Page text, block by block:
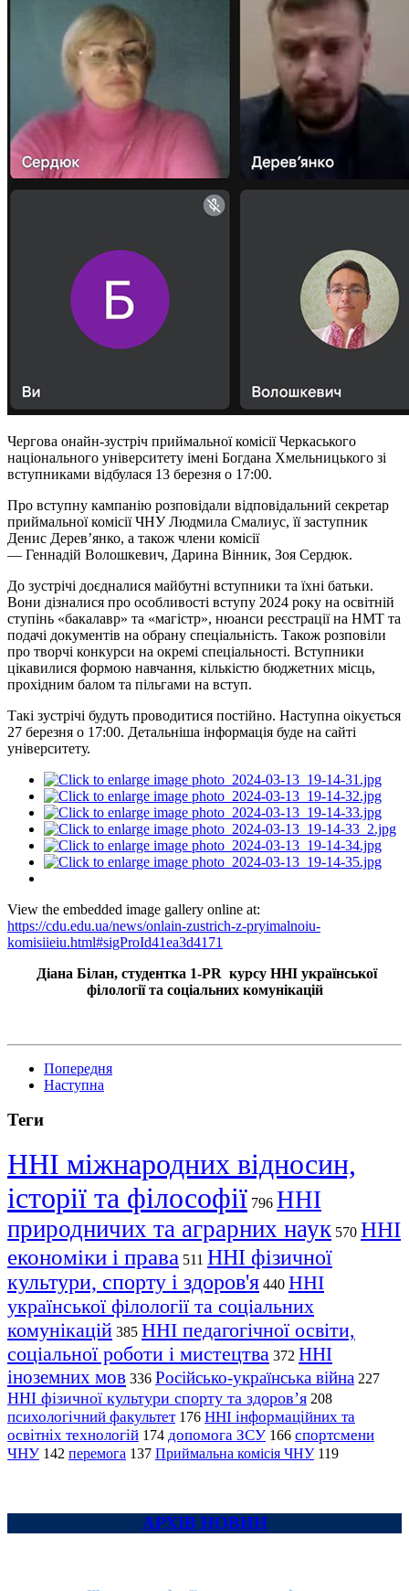
Чергова онайн-зустріч приймальної комісії Черкаського
національного університету імені Богдана Хмельницького зі
вступниками відбулася 13 березня о 17:00.
Про вступну кампанію розповідали відповідальний секретар
приймальної комісії ЧНУ Людмила Смалиус, її заступник
Денис Дерев’янко, а також члени комісії
— Геннадій Волошкевич, Дарина Вінник, Зоя Сердюк.
До зустрічі доєдналися майбутні вступники та їхні батьки.
Вони дізналися про особливості вступу 2024 року на освітній
ступінь «бакалавр» та «магістр», нюанси реєстрації на НМТ та
подачі документів на обрану спеціальність. Також розповіли
про творчі конкурси на окремі спеціальності. Вступники
цікавилися формою навчання, кількістю бюджетних місць,
прохідним балом та пільгами на вступ.
Такі зустрічі будуть проводитися постійно. Наступна оікується
27 березня о 17:00. Детальніша інформація буде на сайті
університету.
View the embedded image gallery online at:
https://cdu.edu.ua/news/onlain-zustrich-z-pryimalnoiu-
komisiieiu.html#sigProId41ea3d4171
Діана Білан, студентка 1-PR курсу ННІ української
філології та соціальних комунікацій
Попередня
Наступна
Теги
ННІ міжнародних відносин,
історії та філософії 796 ННІ
природничих та аграрних наук 570 ННІ
економіки і права 511 ННІ фізичної
культури, спорту і здоров'я 440 ННІ
української філології та соціальних
комунікацій 385 ННІ педагогічної освіти,
соціальної роботи і мистецтва 372 ННІ
іноземних мов 336 Російсько-українська війна 227
ННІ фізичної культури спорту та здоров’я 208
психологічний факультет 176 ННІ інформаційних та
освітніх технологій 174 допомога ЗСУ 166 спортсмени
ЧНУ 142 перемога 137 Приймальна комісія ЧНУ 119
АРХІВ НОВИН